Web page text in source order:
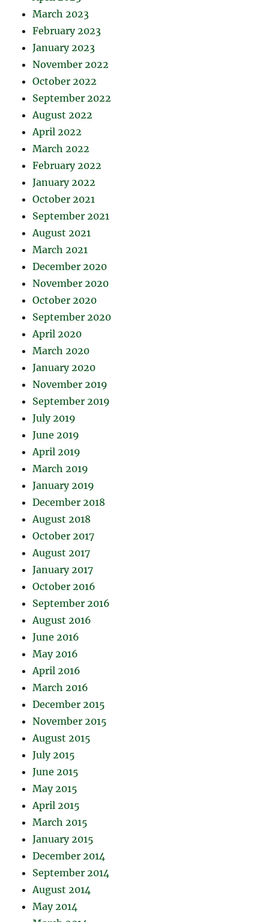
March 2023
February 2023
January 2023
November 2022
October 2022
September 2022
August 2022
April 2022
March 2022
February 2022
January 2022
October 2021
September 2021
August 2021
March 2021
December 2020
November 2020
October 2020
September 2020
April 2020
March 2020
January 2020
November 2019
September 2019
July 2019
June 2019
April 2019
March 2019
January 2019
December 2018
August 2018
October 2017
August 2017
January 2017
October 2016
September 2016
August 2016
June 2016
May 2016
April 2016
March 2016
December 2015
November 2015
August 2015
July 2015
June 2015
May 2015
April 2015
March 2015
January 2015
December 2014
September 2014
August 2014
May 2014